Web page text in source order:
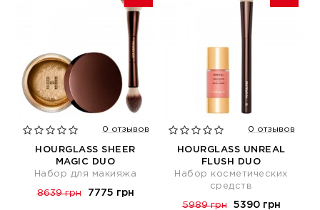
0 отзывов
HOURGLASS SHEER
MAGIC DUO
Набор для макияжа
8639 грн 7775 грн
0 отзывов
HOURGLASS UNREAL
FLUSH DUO
Набор косметических
средств
5989 грн 5390 грн